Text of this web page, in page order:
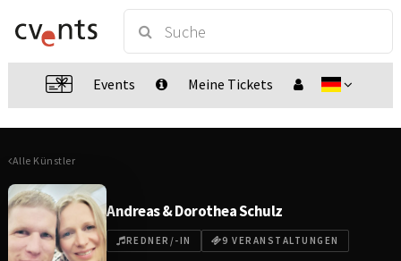
Events Meine Tickets
Alle Künstler
Andreas & Dorothea Schulz
REDNER/-IN 9 VERANSTALTUNGEN